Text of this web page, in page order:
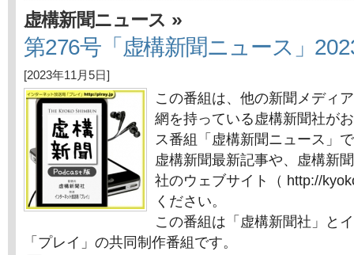
虚構新聞ニュース »
第276号「虚構新聞ニュース」
[2023年11月5日]
この番組は、他の新聞メディ
網を持っている虚構新聞社が
ス番組「虚構新聞ニュース」
虚構新聞最新記事や、虚構新
社のウェブサイト（ http://
ください。
この番組は「虚構新聞社」と
「プレイ」の共同制作番組です。